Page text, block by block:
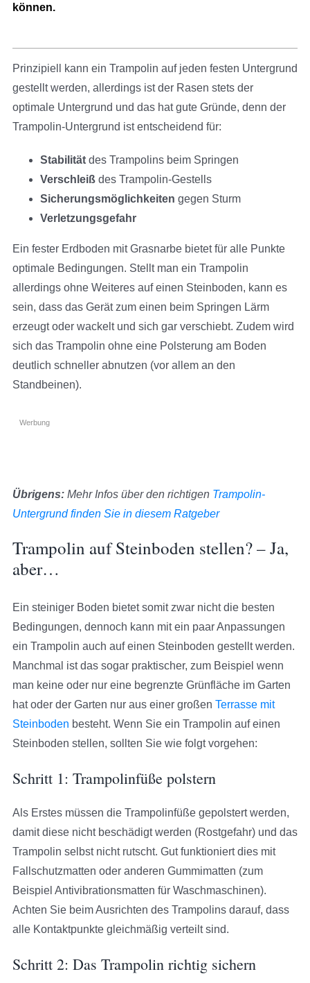
können.
Prinzipiell kann ein Trampolin auf jeden festen Untergrund
gestellt werden, allerdings ist der Rasen stets der
optimale Untergrund und das hat gute Gründe, denn der
Trampolin-Untergrund ist entscheidend für:
Stabilitätdes Trampolins beim Springen
Verschleißdes Trampolin-Gestells
Sicherungsmöglichkeiten gegen Sturm
Verletzungsgefahr
Ein fester Erdboden mit Grasnarbe bietet für alle Punkte
optimale Bedingungen. Stellt man ein Trampolin
allerdings ohne Weiteres auf einen Steinboden, kann es
sein, dass das Gerät zum einen beim Springen Lärm
erzeugt oder wackelt und sich gar verschiebt. Zudem wird
sich das Trampolin ohne eine Polsterung am Boden
deutlich schneller abnutzen (vor allem an den
Standbeinen).
Werbung
Übrigens:Mehr Infos über den richtigen Trampolin-
Untergrund finden Sie in diesem Ratgeber
Trampolin auf Steinboden stellen? – Ja,
aber…
Ein steiniger Boden bietet somit zwar nicht die besten
Bedingungen, dennoch kann mit ein paar Anpassungen
ein Trampolin auch auf einen Steinboden gestellt werden.
Manchmal ist das sogar praktischer, zum Beispiel wenn
man keine oder nur eine begrenzte Grünfläche im Garten
hat oder der Garten nur aus einer großen Terrasse mit
Steinboden besteht. Wenn Sie ein Trampolin auf einen
Steinboden stellen, sollten Sie wie folgt vorgehen:
Schritt 1: Trampolinfüße polstern
Als Erstes müssen die Trampolinfüße gepolstert werden,
damit diese nicht beschädigt werden (Rostgefahr) und das
Trampolin selbst nicht rutscht. Gut funktioniert dies mit
Fallschutzmatten oder anderen Gummimatten (zum
Beispiel Antivibrationsmatten für Waschmaschinen).
Achten Sie beim Ausrichten des Trampolins darauf, dass
alle Kontaktpunkte gleichmäßig verteilt sind.
Schritt 2: Das Trampolin richtig sichern